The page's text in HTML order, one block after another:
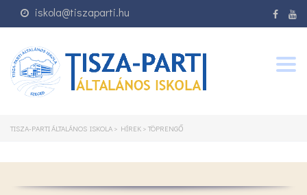
iskola@tiszaparti.hu
TISZA-PARTI ÁLTALÁNOS ISKOLA > HÍREK > TÖPRENGŐ